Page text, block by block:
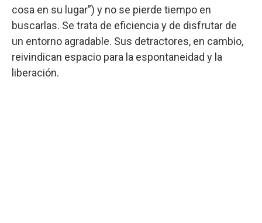
cosa en su lugar”) y no se pierde tiempo en
buscarlas. Se trata de eficiencia y de disfrutar de
un entorno agradable. Sus detractores, en cambio,
reivindican espacio para la espontaneidad y la
liberación.